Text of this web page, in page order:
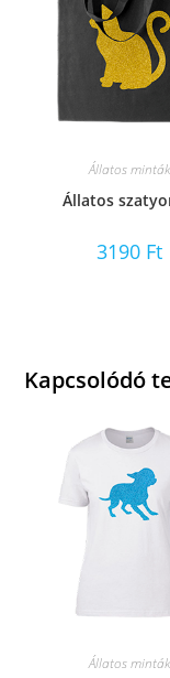
Állatos minták
Állatos
3190 Ft
Kapcsolódó
Állatos minták